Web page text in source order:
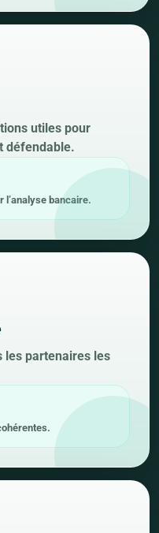
utiles pour
défendable.
l’analyse bancaire.
les partenaires les